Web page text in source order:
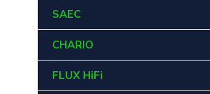
SAEC
CHARIO
FLUX HiFi